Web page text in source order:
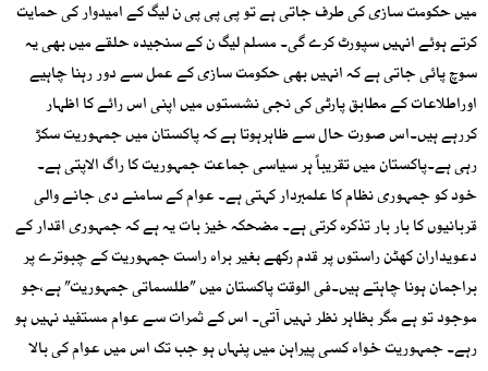
میں حکومت سازی کی طرف جاتی ہے تو پی پی پی ن لیگ کے امیدوار کی حمایت
کرتے ہوئے انہیں سپورٹ کرے گی۔ مسلم لیگ ن کے سنجیدہ حلقے میں بھی یہ
سوچ پائی جاتی ہے کہ انہیں بھی حکومت سازی کے عمل سے دور رہنا چاہیے
اوراطلاعات کے مطابق پارٹی کی نجی نشستوں میں اپنی اس رائے کا اظہار
کررہے ہیں۔اس صورت حال سے ظاہرہوتا ہے کہ پاکستان میں جمہوریت سکڑ
رہی ہے۔پاکستان میں تقریباً ہر سیاسی جماعت جمہوریت کا راگ الاپتی ہے۔
خود کو جمہوری نظام کا علمبردار کہتی ہے۔ عوام کے سامنے دی جانے والی
قربانیوں کا بار بار تذکرہ کرتی ہے۔ مضحکہ خیز بات یہ ہے کہ جمہوری اقدار کے
دعویداران کھٹن راستوں پر قدم رکھے بغیر براہ راست جمہوریت کے چبوترے پر
براجمان ہونا چاہتے ہیں۔فی الوقت پاکستان میں ”طلسماتی جمہوریت” ہے،جو
موجود تو ہے مگر بظاہر نظر نہیں آتی۔ اس کے ثمرات سے عوام مستفید نہیں ہو
رہے۔ جمہوریت خواہ کسی پیراہن میں پنہاں ہو جب تک اس میں عوام کی بالا